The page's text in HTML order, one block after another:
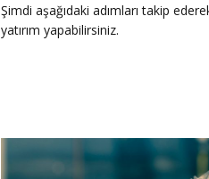
Şimdi aşağıdaki adımları takip
yatırım yapabilirsiniz.